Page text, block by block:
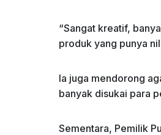
“Sangat kreatif,
produk yang punya
Ia juga mendorong
banyak disukai para
Sementara, Pemilik